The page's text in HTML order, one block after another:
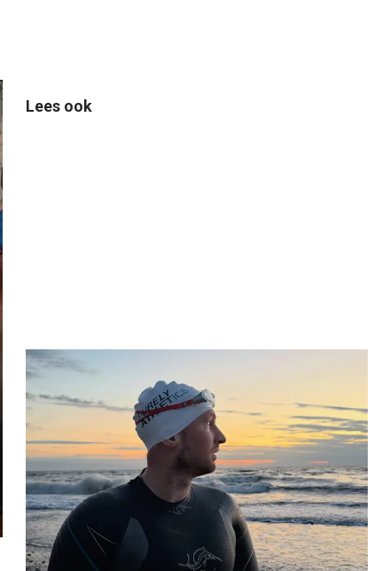
Lees ook